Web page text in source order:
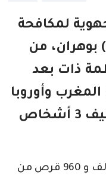
لمكافحة
الجريمة المنظمة (SRLCO) بوهران، من
ذات بعد
وأوروبا
وصولاً إلى الجزائر. مع توقيف 3 أشخاص
كما تم ضبط خلال العملية 306 ألف و 960 قرص من